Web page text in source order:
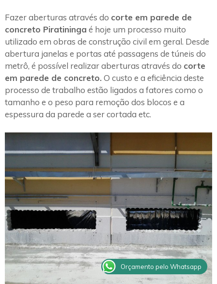
Fazer aberturas através do corte em parede de
concreto Piratininga é hoje um processo muito
utilizado em obras de construção civil em geral. Desde
abertura janelas e portas até passagens de túneis do
metrô, é possível realizar aberturas através do corte
em parede de concreto. O custo e a eficiência deste
processo de trabalho estão ligados a fatores como o
tamanho e o peso para remoção dos blocos e a
espessura da parede a ser cortada etc.
Orçamento pelo Whatsapp